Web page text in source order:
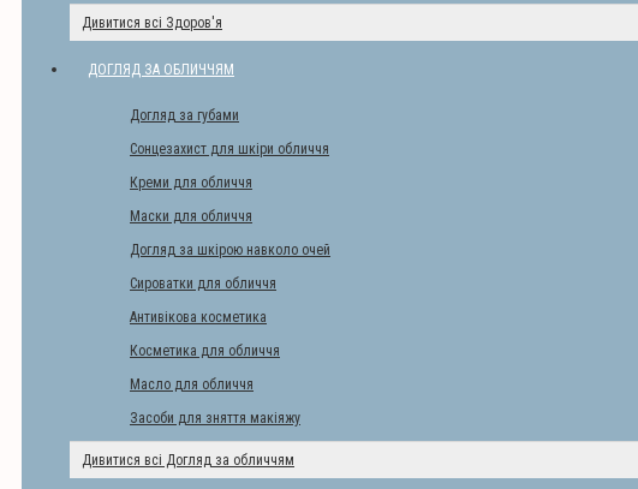
Дивитися всі Здоров'я
ДОГЛЯД ЗА ОБЛИЧЧЯМ
Догляд за губами
Сонцезахист для шкіри обличчя
Креми для обличчя
Маски для обличчя
Догляд за шкірою навколо очей
Сироватки для обличчя
Антивікова косметика
Косметика для обличчя
Масло для обличчя
Засоби для зняття макіяжу
Дивитися всі Догляд за обличчям